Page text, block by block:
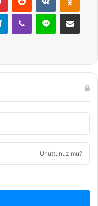
TelegramViber Line E-Posta ile
Unuttunuz mu?